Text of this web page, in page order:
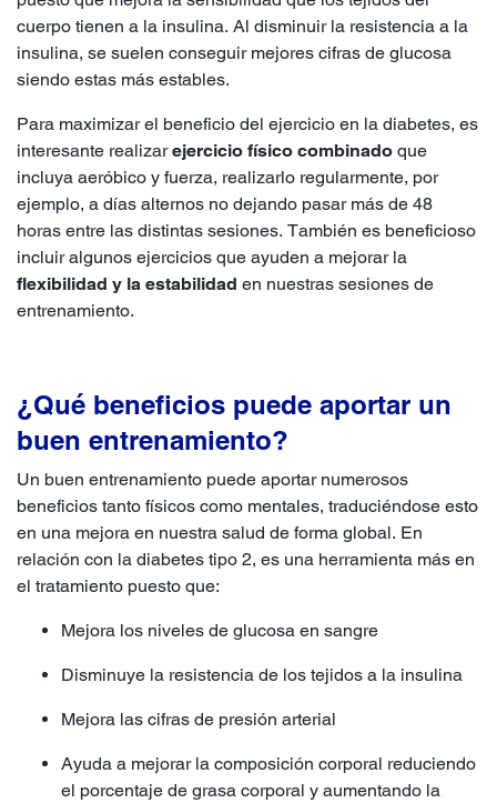
cuerpo tienen a la insulina. Al disminuir la resistencia a la
insulina, se suelen conseguir mejores cifras de glucosa
siendo estas más estables.
Para maximizar el beneficio del ejercicio en la diabetes, es
interesante realizarejercicio físico combinado que
incluya aeróbico y fuerza, realizarlo regularmente, por
ejemplo, a días alternos no dejando pasar más de 48
horas entre las distintas sesiones. También es beneficioso
incluir algunos ejercicios que ayuden a mejorar la
flexibilidad y la estabilidad en nuestras sesiones de
entrenamiento.
¿Qué beneficios puede aportar un
buen entrenamiento?
Un buen entrenamiento puede aportar numerosos
beneficios tanto físicos como mentales, traduciéndose esto
en una mejora en nuestra salud de forma global. En
relación con la diabetes tipo 2, es una herramienta más en
el tratamiento puesto que:
Mejora los niveles de glucosa en sangre
Disminuye la resistencia de los tejidos a la insulina
Mejora las cifras de presión arterial
Ayuda a mejorar la composición corporal reduciendo
el porcentaje de grasa corporal y aumentando la